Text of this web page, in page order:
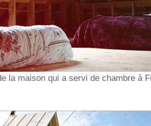
la maison qui a servi de chambre à